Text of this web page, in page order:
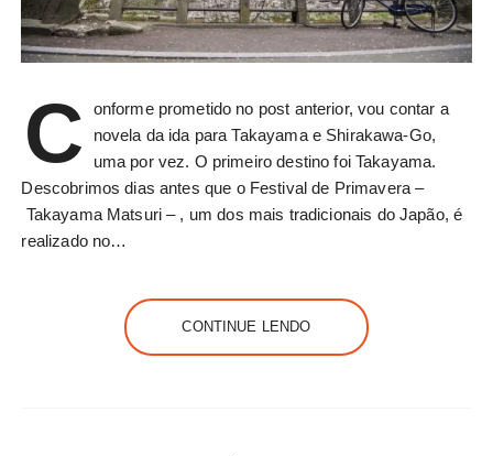
C
onforme prometido no post anterior, vou contar a
novela da ida para Takayama e Shirakawa-Go,
uma por vez. O primeiro destino foi Takayama.
Descobrimos dias antes que o Festival de Primavera –
Takayama Matsuri – , um dos mais tradicionais do Japão, é
realizado no…
CONTINUE LENDO